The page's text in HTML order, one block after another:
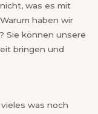
was es mit
haben wir
Sie können unsere
bringen und
was noch